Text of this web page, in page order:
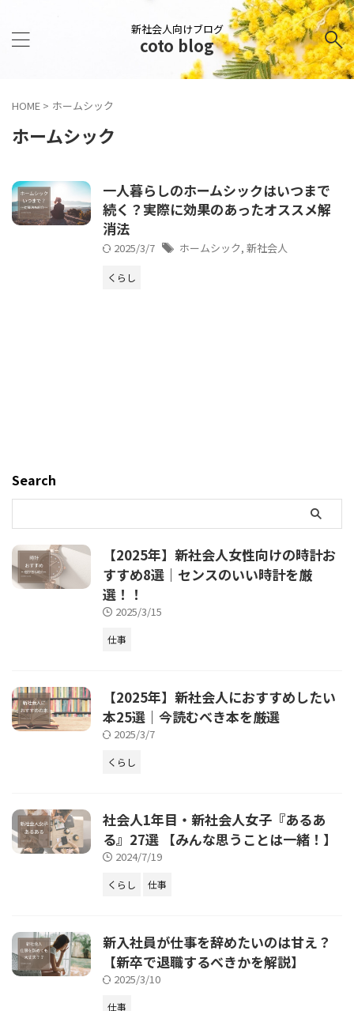
新社会人向けブログ
coto blog
HOME > ホームシック
ホームシック
一人暮らしのホームシックはいつまで
続く？実際に効果のあったオススメ解
消法
2025/3/7 ホームシック, 新社会人
くらし
Search
【2025年】新社会人女性向けの時計お
すすめ8選｜センスのいい時計を厳
選！！
2025/3/15
仕事
【2025年】新社会人におすすめしたい
本25選｜今読むべき本を厳選
2025/3/7
くらし
社会人1年目・新社会人女子『あるあ
る』27選 【みんな思うことは一緒！】
2024/7/19
くらし 仕事
新入社員が仕事を辞めたいのは甘え？
【新卒で退職するべきかを解説】
2025/3/10
仕事